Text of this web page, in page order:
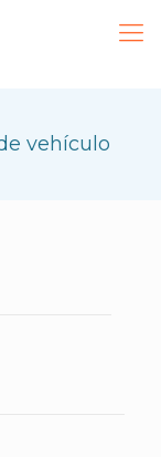
vehículo